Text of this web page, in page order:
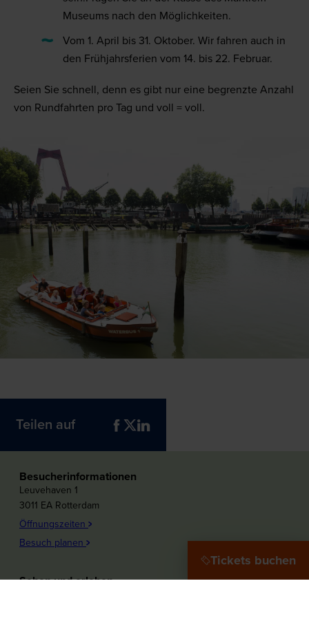
Museums nach den Möglichkeiten.
Vom 1. April bis 31. Oktober. Wir fahren auch in
den Frühjahrsferien vom 14. bis 22. Februar.
Seien Sie schnell, denn es gibt nur eine begrenzte Anzahl
von Rundfahrten pro Tag und voll = voll.
Teilen auf
Besucherinformationen
Leuvehaven 1
3011 EA Rotterdam
Öffnungszeiten
Besuch planen
Sehen und erleben
Tickets buchen